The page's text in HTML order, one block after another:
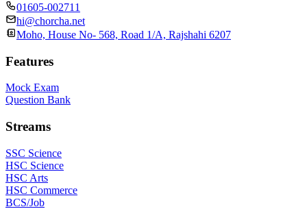
01605-002711
hi@chorcha.net
Moho, House No- 568, Road 1/A, Rajshahi 6207
Features
Mock Exam
Question Bank
Streams
SSC Science
HSC Science
HSC Arts
HSC Commerce
BCS/Job